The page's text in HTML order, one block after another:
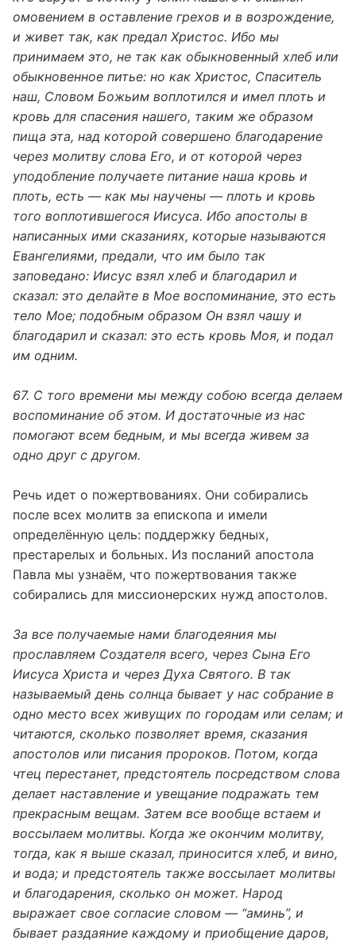
омовением в оставление грехов и в возрождение,
и живет так, как предал Христос. Ибо мы
принимаем это, не так как обыкновенный хлеб или
обыкновенное питье: но как Христос, Спаситель
наш, Словом Божьим воплотился и имел плоть и
кровь для спасения нашего, таким же образом
пища эта, над которой совершено благодарение
через молитву слова Его, и от которой через
уподобление получаете питание наша кровь и
плоть, есть — как мы научены — плоть и кровь
того воплотившегося Иисуса. Ибо апостолы в
написанных ими сказаниях, которые называются
Евангелиями, предали, что им было так
заповедано: Иисус взял хлеб и благодарил и
сказал: это делайте в Мое воспоминание, это есть
тело Мое; подобным образом Он взял чашу и
благодарил и сказал: это есть кровь Моя, и подал
им одним.
67. С того времени мы между собою всегда делаем
воспоминание об этом. И достаточные из нас
помогают всем бедным, и мы всегда живем за
одно друг с другом.
Речь идет о пожертвованиях. Они собирались
после всех молитв за епископа и имели
определённую цель: поддержку бедных,
престарелых и больных. Из посланий апостола
Павла мы узнаём, что пожертвования также
собирались для миссионерских нужд апостолов.
За все получаемые нами благодеяния мы
прославляем Создателя всего, через Сына Его
Иисуса Христа и через Духа Святого. В так
называемый день солнца бывает у нас собрание в
одно место всех живущих по городам или селам; и
читаются, сколько позволяет время, сказания
апостолов или писания пророков. Потом, когда
чтец перестанет, предстоятель посредством слова
делает наставление и увещание подражать тем
прекрасным вещам. Затем все вообще встаем и
воссылаем молитвы. Когда же окончим молитву,
тогда, как я выше сказал, приносится хлеб, и вино,
и вода; и предстоятель также воссылает молитвы
и благодарения, сколько он может. Народ
выражает свое согласие словом — “аминь”, и
бывает раздаяние каждому и приобщение даров,